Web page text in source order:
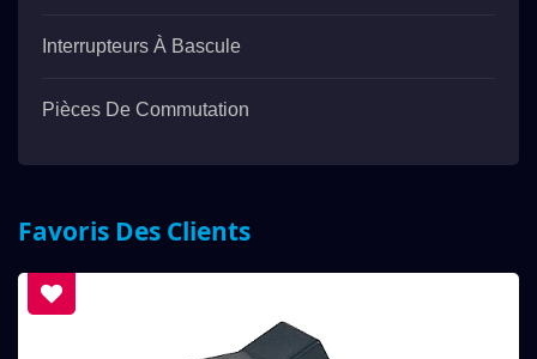
Interrupteurs À Bascule
Pièces De Commutation
Favoris Des Clients